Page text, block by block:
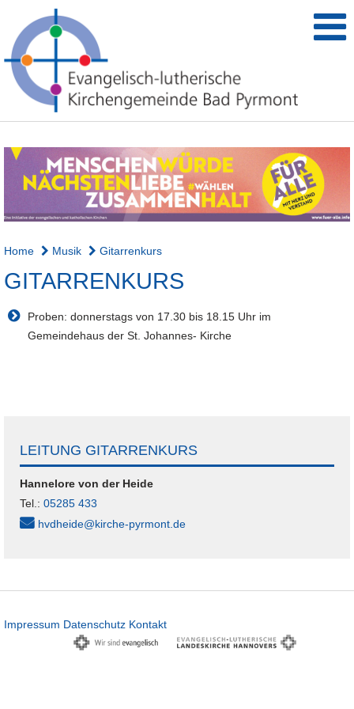
Home Musik Gitarrenkurs
GITARRENKURS
Proben: donnerstags von 17.30 bis 18.15 Uhr im
Gemeindehaus der St. Johannes- Kirche
LEITUNG GITARRENKURS
Hannelore von der Heide
Tel.: 05285 433
hvdheide@kirche-pyrmont.de
Impressum Datenschutz Kontakt